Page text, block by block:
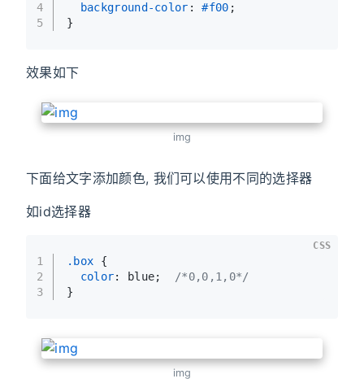
4
5
background-color : #f00 ;
}
效果如下
img
下面给文字添加颜色, 我们可以使用不同的选择器
如id选择器
1
2
3
.box {
color: blue; /*0,0,1,0*/
}
CSS
img